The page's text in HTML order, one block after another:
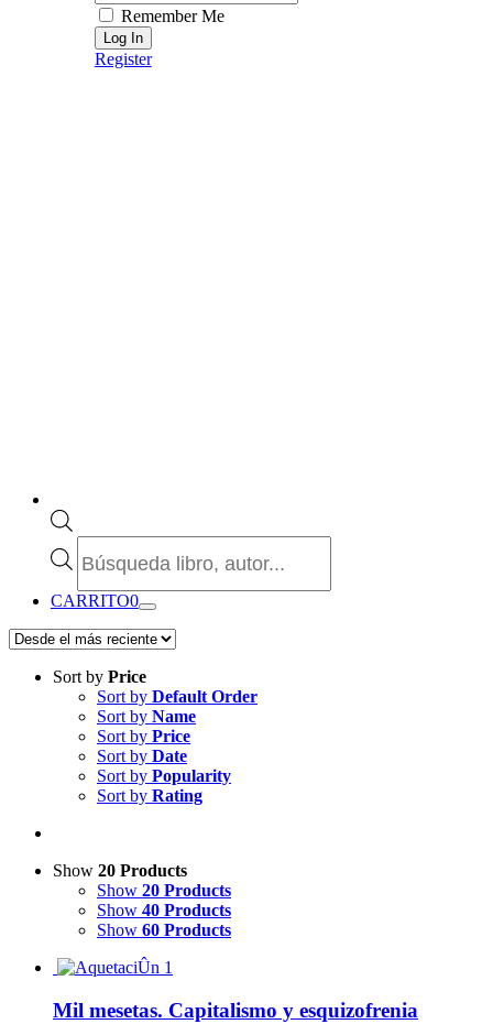
Remember Me
Register
de
CARRITO0
Sort by Price
Sort by Default Order
Sort by Name
Sort by Price
Sort by Date
Sort by Popularity
Sort by Rating
Show 20 Products
Show 20 Products
Show 40 Products
Show 60 Products
Mil mesetas. Capitalismo y esquizofrenia